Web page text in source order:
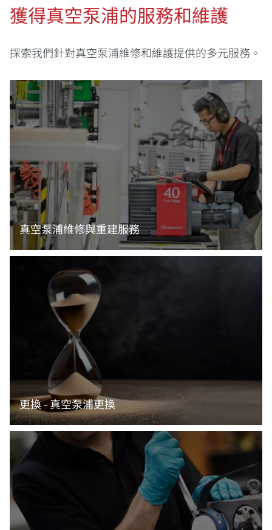
獲得真空泵浦的服務和維護
探索我們針對真空泵浦維修和維護提供的多元服務。
真空泵浦維修與重建服務
閱讀更多資訊
更換 - 真空泵浦更換
閱讀更多資訊